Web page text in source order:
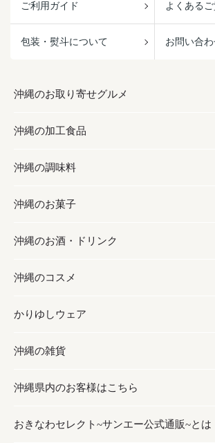
ご利用ガイド よくあるご
包装・熨斗について お問い合
沖縄のお取り寄せグルメ
お取り寄せグルメ
フルーツ・野菜
お肉
海産物
沖縄の加工食品
加工食品
缶詰／パウチ
沖縄料理
沖縄そば／乾麺
レトルト食品
乾物／粉類
沖縄の調味料
調味料
砂糖／黒砂糖
塩
お酢／ドレッシング
しょうゆ
みそ
だし／スパイス／島唐辛子
沖縄のお菓子
お菓子
黒糖
ちんすこう
伝統菓子
スナック
おつまみ
沖縄のお酒・ドリンク
お酒・ドリンク
泡盛
ビール・チューハイ
ワイン・ウィスキー・カクテル
ドリンク
沖縄のコスメ
コスメ
スキンケア
ボディケア
ヘアケア
かりゆしウェア
かりゆしウェア
メンズ
レディース
沖縄の雑貨
雑貨
沖縄ファッション
沖縄県内のお客様はこちら
おきなわセレクト~サンエー公式通販~とは